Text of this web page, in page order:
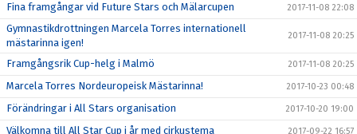
Fina framgångar vid Future Stars och Mälarcupen 2017-11-08 22:08
Gymnastikdrottningen Marcela Torres internationell
mästarinna igen!
2017-11-08 20:25
Framgångsrik Cup-helg i Malmö 2017-11-08 20:25
Marcela Torres Nordeuropeisk Mästarinna! 2017-10-23 00:48
Förändringar i All Stars organisation 2017-10-20 19:00
Välkomna till All Star Cup i år med cirkustema 2017-09-22 16:57